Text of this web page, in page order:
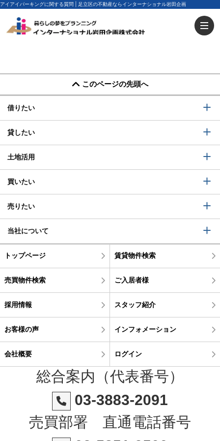
アイアイパーキングに関する質問 | 足立区の不動産ならインターナショナル岩田企画
このページの先頭へ
借りたい
貸したい
土地活用
買いたい
売りたい
当社について
トップページ 賃貸物件検索
売買物件検索 ご入居者様
採用情報 スタッフ紹介
お客様の声 インフォメーション
会社概要 ログイン
総合案内（代表番号）
03-3883-2091
売買部署 直通電話番号